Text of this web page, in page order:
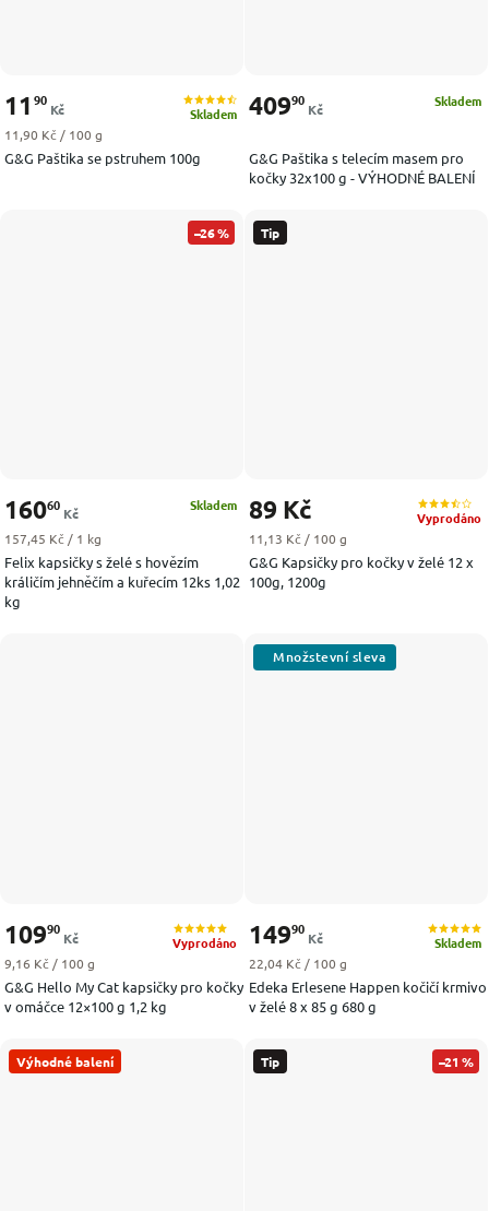
G&G Paštika se pstruhem 100g
Skladem
11 90
Kč
Měrná cena:
11,90 Kč / 100 g
G&G Paštika s telecím masem pro
kočky 32x100 g - VÝHODNÉ BALENÍ
Skladem
40990
Kč
–26 %
Felix kapsičky s želé s hovězím
králičím jehněčím a kuřecím 12ks 1,02
kg
Skladem
16060
Kč
Měrná cena:
157,45 Kč / 1 kg
Tip
G&G Kapsičky pro kočky v želé 12 x
100g, 1200g
Vyprodáno
89 Kč
Měrná cena:
11,13 Kč / 100 g
G&G Hello My Cat kapsičky pro kočky
v omáčce 12×100 g 1,2 kg
Vyprodáno
10990
Kč
Měrná cena:
9,16 Kč / 100 g
Edeka Erlesene Happen kočičí krmivo
v želé 8 x 85 g 680 g
Skladem
14990
Kč
Měrná cena:
22,04 Kč / 100 g
Výhodné balení Tip –21 %